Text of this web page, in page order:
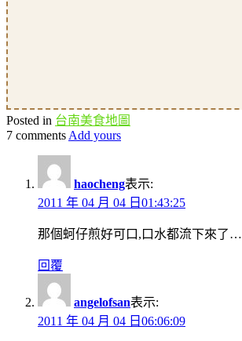
Posted in 台南美食地圖
7 comments Add yours
haocheng表示:
2011 年 04 月 04 日01:43:25
那個蚵仔煎好可口,口水都流下來了…
回覆
angelofsan表示:
2011 年 04 月 04 日06:06:09